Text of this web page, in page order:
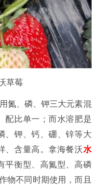
草莓
氮、磷、钾三大元素混
配比单一；而水溶肥是
、钾、钙、硼、锌等大
、含量高。拿海餐沃水
平衡型、高氮型、高磷
物不同时期使用，而且